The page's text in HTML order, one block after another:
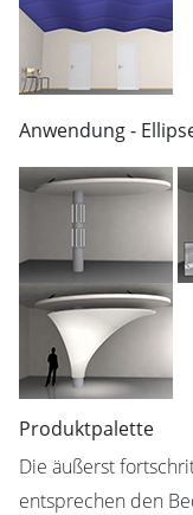
Anwendung -
Produktpalette
Die äußerst
entsprechen den